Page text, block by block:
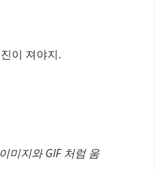
이 져야지.
미지와 GIF 처럼 움